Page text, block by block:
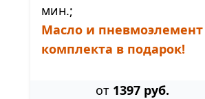
мин.;
Масло и пневмоэлемент
комплекта в подарок!
от 1397 руб.